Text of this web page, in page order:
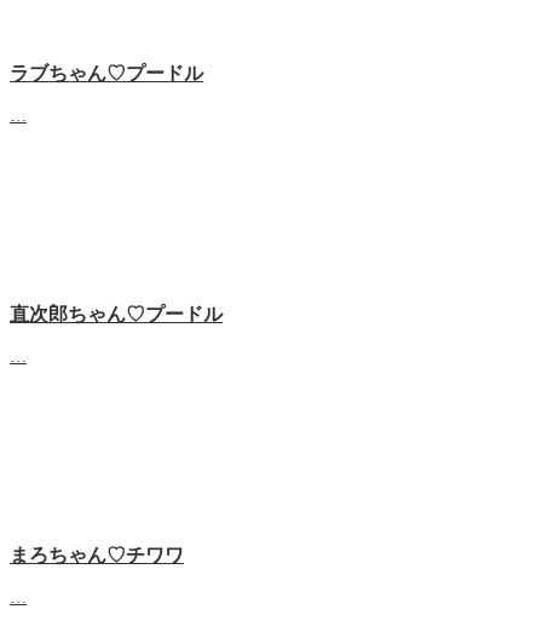
ラブちゃん♡プードル
直次郎ちゃん♡プードル
まろちゃん♡チワワ